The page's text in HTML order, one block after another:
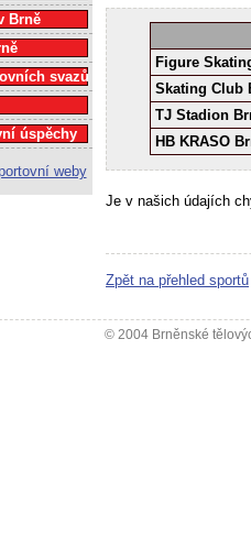
Figure
Skating Club
TJ Stadion
HB KRASO
Je v našich údajích
Zpět na přehled sportů
Brně
svazů
úspěchy
© 2004 Brněnské